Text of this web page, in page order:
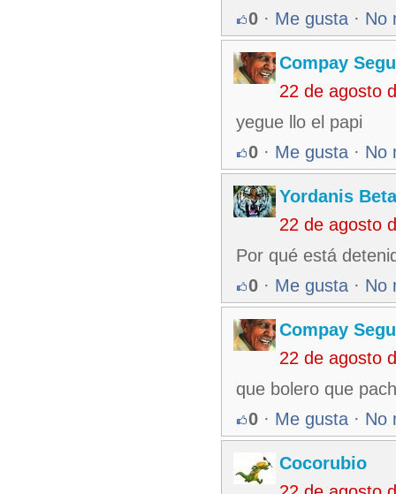
0 · Me gusta · No
Compay
22 de agosto
yegue llo el papi
0 · Me gusta · No
Yordanis
22 de agosto
Por qué está
0 · Me gusta · No
Compay
22 de agosto
que bolero que
0 · Me gusta · No
Cocorubio